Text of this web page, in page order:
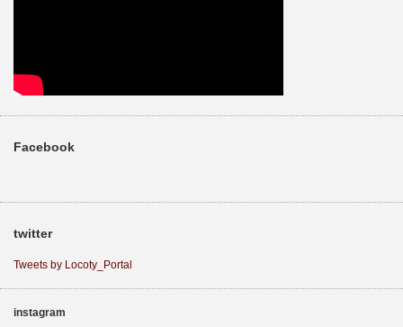
Facebook
twitter
Tweets by Locoty_Portal
instagram